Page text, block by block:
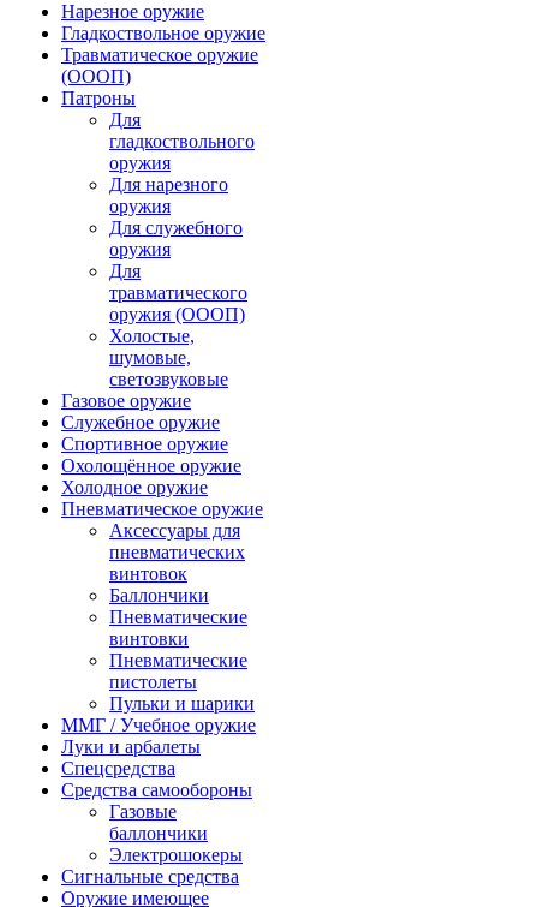
Нарезное оружие
Гладкоствольное оружие
Травматическое оружие
(ОООП)
Патроны
Для
гладкоствольного
оружия
Для нарезного
оружия
Для служебного
оружия
Для
травматического
оружия (ОООП)
Холостые,
шумовые,
светозвуковые
Газовое оружие
Служебное оружие
Спортивное оружие
Охолощённое оружие
Холодное оружие
Пневматическое оружие
Аксессуары для
пневматических
винтовок
Баллончики
Пневматические
винтовки
Пневматические
пистолеты
Пульки и шарики
ММГ / Учебное оружие
Луки и арбалеты
Спецсредства
Средства самообороны
Газовые
баллончики
Электрошокеры
Сигнальные средства
Оружие имеющее